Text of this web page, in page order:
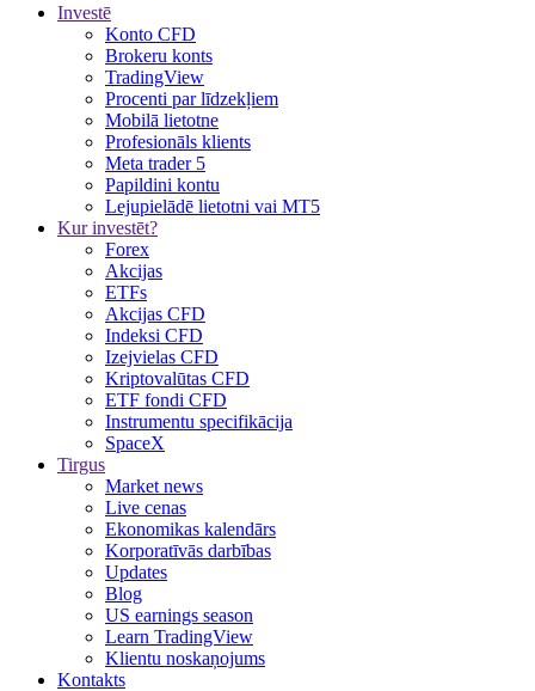
Investē
Konto CFD
Brokeru konts
TradingView
Procenti par līdzekļiem
Mobilā lietotne
Profesionāls klients
Meta trader 5
Papildini kontu
Lejupielādē lietotni vai MT5
Kur investēt?
Forex
Akcijas
ETFs
Akcijas CFD
Indeksi CFD
Izejvielas CFD
Kriptovalūtas CFD
ETF fondi CFD
Instrumentu specifikācija
SpaceX
Tirgus
Market news
Live cenas
Ekonomikas kalendārs
Korporatīvās darbības
Updates
Blog
US earnings season
Learn TradingView
Klientu noskaņojums
Kontakts